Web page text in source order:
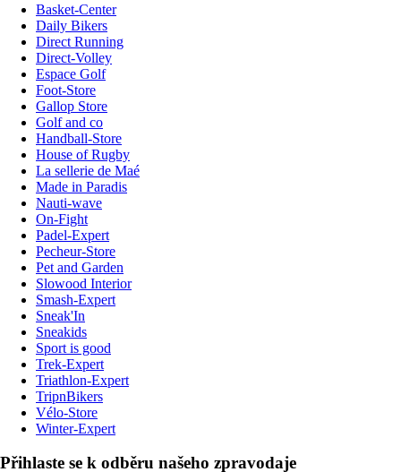
Basket-Center
Daily Bikers
Direct Running
Direct-Volley
Espace Golf
Foot-Store
Gallop Store
Golf and co
Handball-Store
House of Rugby
La sellerie de Maé
Made in Paradis
Nauti-wave
On-Fight
Padel-Expert
Pecheur-Store
Pet and Garden
Slowood Interior
Smash-Expert
Sneak'In
Sneakids
Sport is good
Trek-Expert
Triathlon-Expert
TripnBikers
Vélo-Store
Winter-Expert
Přihlaste se k odběru našeho zpravodaje